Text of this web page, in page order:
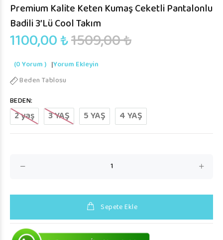
Premium Kalite Keten Kumaş Ceketli Pantalonlu
Badili 3’lü Cool Takım
1100,00 ₺1509,00 ₺
(0 Yorum ) |Yorum Ekleyin
Beden Tablosu
BEDEN:
2 yaş 3 YAŞ 5 YAŞ 4 YAŞ
Sepete Ekle